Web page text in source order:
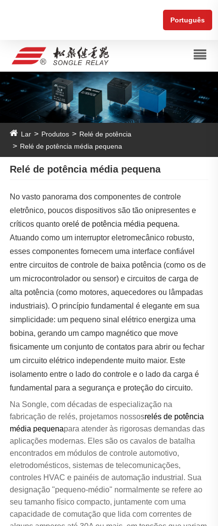
Português
Lar Produtos
Relé de potência
Relé de potência média pequena
Relé de potência média pequena
No vasto panorama dos componentes de controle
eletrônico, poucos dispositivos são tão onipresentes e
críticos quanto orelé de potência média pequena.
Atuando como um interruptor eletromecânico robusto,
esses componentes fornecem uma interface confiável
entre circuitos de controle de baixa potência (como os de
um microcontrolador ou sensor) e circuitos de carga de
alta potência (como motores, aquecedores ou lâmpadas
industriais). O princípio fundamental é elegante em sua
simplicidade: um pequeno sinal elétrico energiza uma
bobina, gerando um campo magnético que move
fisicamente um conjunto de contatos para abrir ou fechar
um circuito elétrico independente muito maior. Este
isolamento entre o lado do controle e o lado da carga é
fundamental para a segurança e proteção do circuito.
Na Songle, com décadas de especialização na
fabricação de relés, projetamos nossosrelés de potência
média pequenapara atender às rigorosas demandas das
aplicações modernas. Eles são os cavalos de batalha
encontrados em módulos de controle automotivo,
eletrodomésticos, sistemas de telecomunicações,
controles HVAC e painéis de automação industrial. Sua
designação "pequeno-médio" normalmente se refere ao
seu tamanho físico compacto, juntamente com uma
capacidade de comutação que lida com correntes de